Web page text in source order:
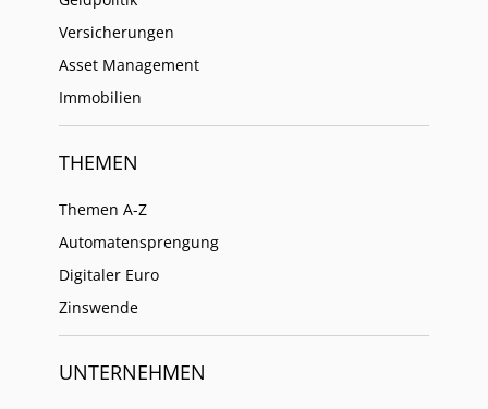
Versicherungen
Asset Management
Immobilien
THEMEN
Themen A-Z
Automatensprengung
Digitaler Euro
Zinswende
UNTERNEHMEN